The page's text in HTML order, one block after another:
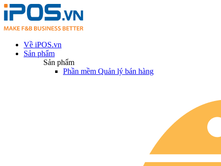
Về iPOS.vn
Sản phẩm
Sản phẩm
Phần mềm Quản lý bán hàng